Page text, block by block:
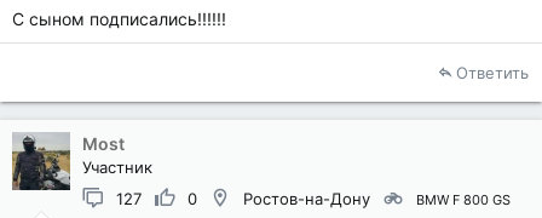
С сыном подписались!!!!!!
Ответить
Most
Участник
127
0 Ростов-на-Дону BMW F 800 GS